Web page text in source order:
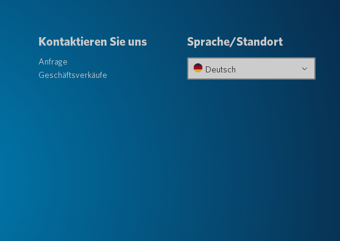
Kontaktieren Sie uns
Anfrage
Geschäftsverkäufe
Sprache/Standort
Deutsch